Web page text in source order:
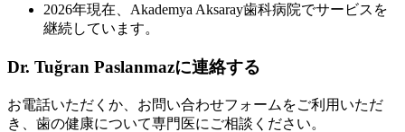
2026年現在、Akademya Aksaray歯科病院でサービスを
継続しています。
Dr. Tuğran Paslanmazに連絡する
お電話いただくか、お問い合わせフォームをご利用いただ
き、歯の健康について専門医にご相談ください。